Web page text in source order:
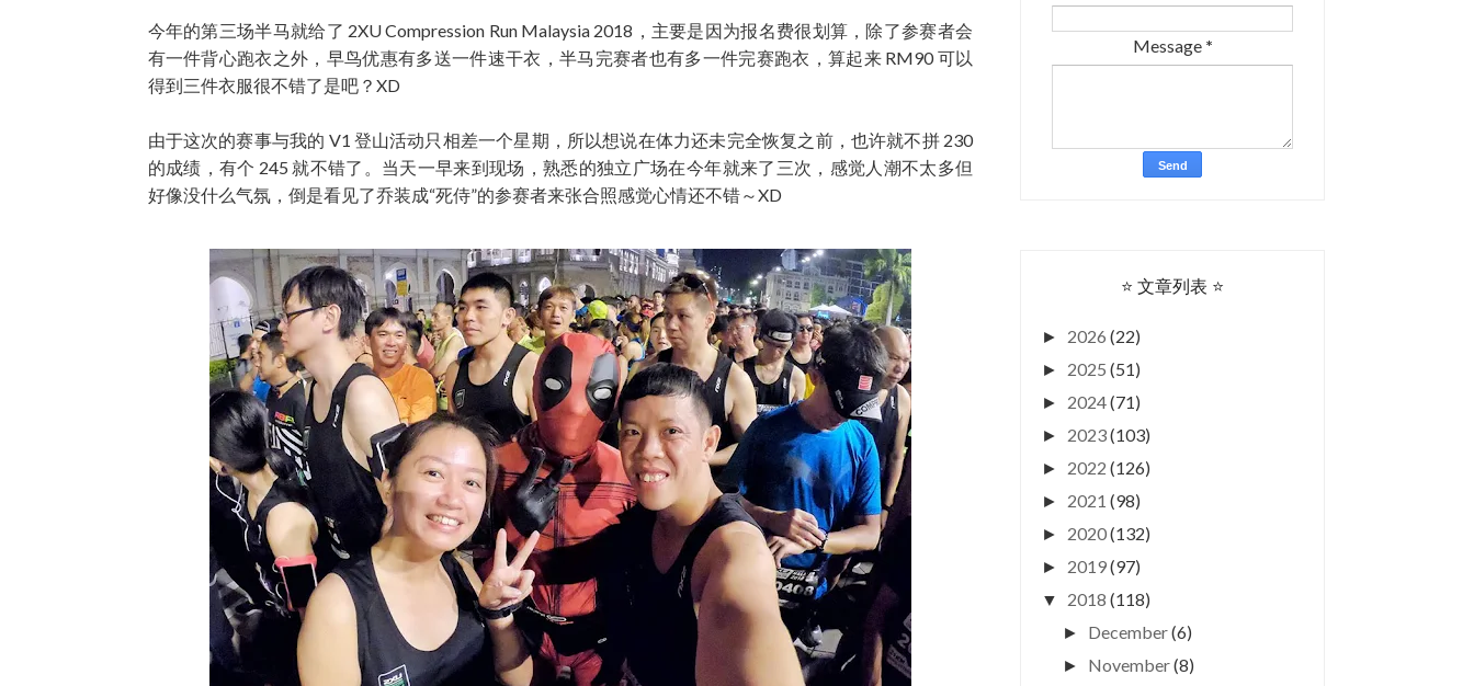
今年的第三场半马就给了 2XU Compression Run Malaysia 2018，主要是因为报名费很划算，除了参赛者会
有一件背心跑衣之外，早鸟优惠有多送一件速干衣，半马完赛者也有多一件完赛跑衣，算起来 RM90 可以
得到三件衣服很不错了是吧？XD
由于这次的赛事与我的 V1 登山活动只相差一个星期，所以想说在体力还未完全恢复之前，也许就不拼 230
的成绩，有个 245 就不错了。当天一早来到现场，熟悉的独立广场在今年就来了三次，感觉人潮不太多但
好像没什么气氛，倒是看见了乔装成“死侍”的参赛者来张合照感觉心情还不错～XD
Message *
⭐ 文章列表 ⭐
► 2026 (22)
► 2025 (51)
► 2024(71)
► 2023(103)
► 2022 (126)
► 2021 (98)
► 2020(132)
► 2019(97)
▼ 2018 (118)
► December(6)
► November(8)